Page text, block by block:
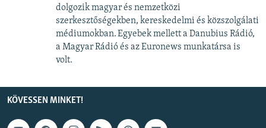
dolgozik magyar és nemzetközi
szerkesztőségekben, kereskedelmi és közszolgálati
médiumokban. Egyebek mellett a Danubius Rádió,
a Magyar Rádió és az Euronews munkatársa is
volt.
KÖVESSEN MINKET!